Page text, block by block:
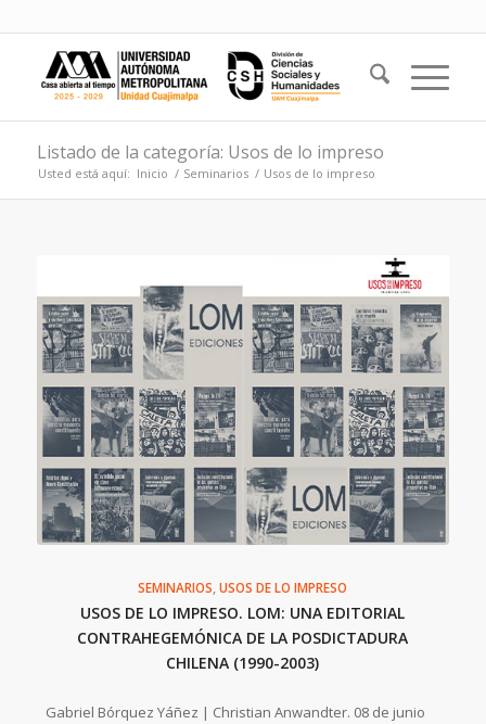
Listado de la categoría: Usos de lo impreso
Usted está aquí: Inicio / Seminarios / Usos de lo impreso
SEMINARIOS ,USOS DE LO IMPRESO
USOS DE LO IMPRESO. LOM: UNA EDITORIAL
CONTRAHEGEMÓNICA DE LA POSDICTADURA
CHILENA (1990-2003)
Gabriel Bórquez Yáñez | Christian Anwandter. 08 de junio